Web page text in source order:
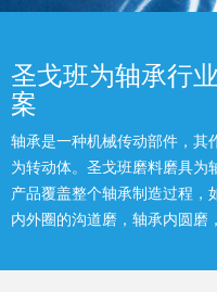
圣戈班为轴承行
案
轴承是一种机械传动部件，其
为转动体。圣戈班磨料磨具为
产品覆盖整个轴承制造过程，
内外圈的沟道磨，轴承内圆磨